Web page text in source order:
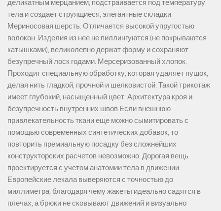
деликатным мерцанием, подстраивается под температуру
тела и создает струящиеся, элегантные складки.
Мериносовая шерсть. Отличается высокой упругостью
волокон. Изделия из нее не пиллингуются (не покрываются
катышками), великолепно держат форму и сохраняют
безупречный лоск годами. Мерсеризованный хлопок.
Проходит специальную обработку, которая удаляет пушок,
делая нить гладкой, прочной и шелковистой. Такой трикотаж
имеет глубокий, насыщенный цвет. Архитектура кроя и
безупречность внутренних швов Если внешнюю
привлекательность ткани еще можно сымитировать с
помощью современных синтетических добавок, то
повторить премиальную посадку без сложнейших
конструкторских расчетов невозможно. Дорогая вещь
проектируется с учетом анатомии тела в движении.
Европейские лекала выверяются с точностью до
миллиметра, благодаря чему жакеты идеально садятся в
плечах, а брюки не сковывают движений и визуально